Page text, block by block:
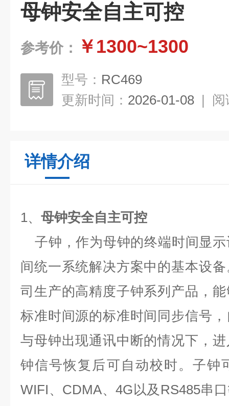
母钟安全自主可控
参考价： ￥1300~1300
型号： RC469
更新时间： 2026-01-08 | 阅
详情介绍
1、 母钟安全自主可控
子钟，作为母钟的终端时间显
间统一系统解决方案中的基本设
司生产的高精度子钟系列产品，
标准时间源的标准时间同步信号
与母钟出现通讯中断的情况下，
钟信号恢复后可自动校时。子钟
WIFI 、 CDMA、4G以及 RS485串